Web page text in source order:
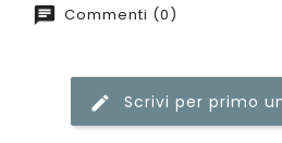
Commenti (0)
Scrivi per primo